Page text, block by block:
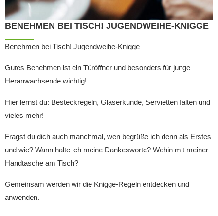
BENEHMEN BEI TISCH! JUGENDWEIHE-KNIGGE
Benehmen bei Tisch! Jugendweihe-Knigge
Gutes Benehmen ist ein Türöffner und besonders für junge
Heranwachsende wichtig!
Hier lernst du: Besteckregeln, Gläserkunde, Servietten falten und
vieles mehr!
Fragst du dich auch manchmal, wen begrüße ich denn als Erstes
und wie? Wann halte ich meine Dankesworte? Wohin mit meiner
Handtasche am Tisch?
Gemeinsam werden wir die Knigge-Regeln entdecken und
anwenden.